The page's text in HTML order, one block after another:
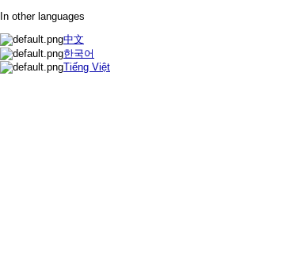
In other languages
中文
한국어
Tiếng Việt